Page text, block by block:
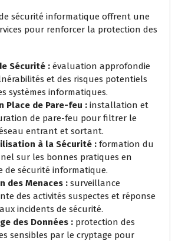
de sécurité informatique offrent une
pour renforcer la protection des
Sécurité : évaluation approfondie
et des risques potentiels
systèmes informatiques.
Place de Pare-feu : installation et
de pare-feu pour filtrer le
entrant et sortant.
à la Sécurité : formation du
sur les bonnes pratiques en
de sécurité informatique.
des Menaces : surveillance
des activités suspectes et réponse
incidents de sécurité.
des Données : protection des
sensibles par le cryptage pour